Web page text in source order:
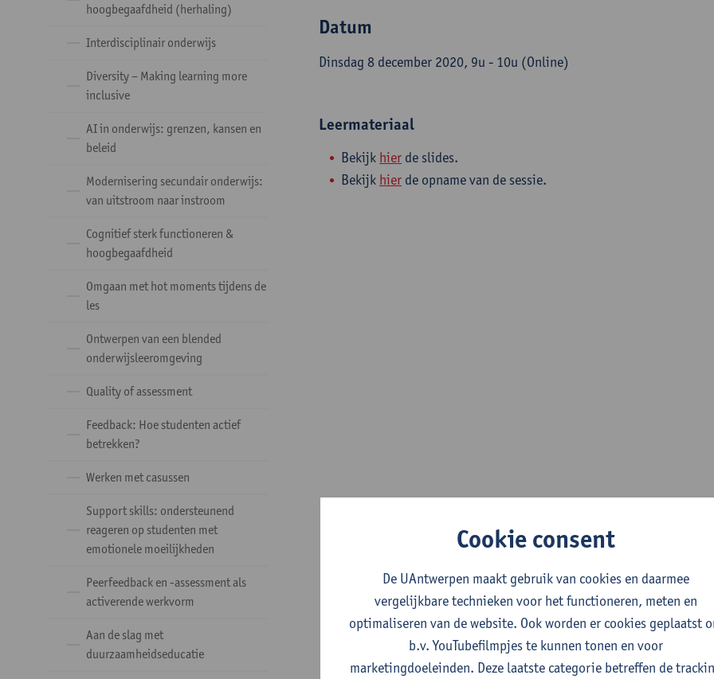
hoogbegaafdheid (herhaling)
Interdisciplinair onderwijs
Diversity – Making learning more
inclusive
AI in onderwijs: grenzen, kansen en
beleid
Modernisering secundair onderwijs:
van uitstroom naar instroom
Cognitief sterk functioneren &
hoogbegaafdheid
Omgaan met hot moments tijdens de
les
Ontwerpen van een blended
onderwijsleeromgeving
Quality of assessment
Feedback: Hoe studenten actief
betrekken?
Werken met casussen
Support skills: ondersteunend
reageren op studenten met
emotionele moeilijkheden
Peerfeedback en -assessment als
activerende werkvorm
Aan de slag met
duurzaamheidseducatie
Datum
Dinsdag 8 december 2020, 9u - 10u (Online)
Leermateriaal
Bekijk hier de slides.
Bekijk hier de opname van de sessie.
Cookie consent
De UAntwerpen maakt gebruik van cookies en daarmee
vergelijkbare technieken voor het functioneren, meten en
optimaliseren van de website. Ook worden er cookies geplaatst
b.v. YouTubefilmpjes te kunnen tonen en voor
marketingdoeleinden. Deze laatste categorie betreffen de